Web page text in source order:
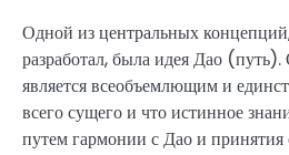
Одной из центральных
разработал, была идея Дао
является всеобъемлющим и
всего сущего и что истинное
путем гармонии с Дао и